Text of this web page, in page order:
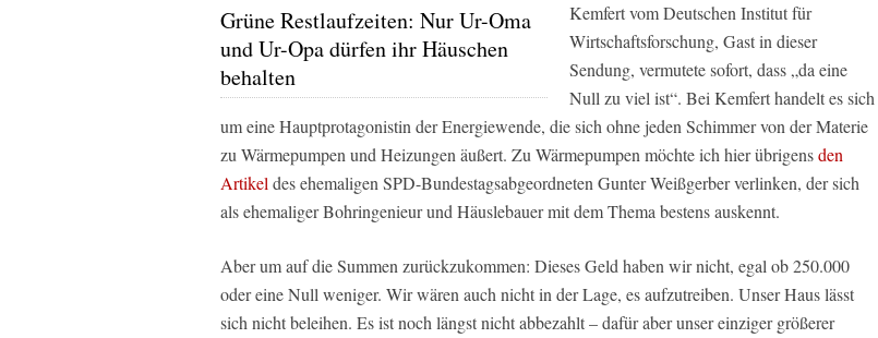
Grüne Restlaufzeiten: Nur Ur-Oma
und Ur-Opa dürfen ihr Häuschen
behalten
Kemfert vom Deutschen Institut für
Wirtschaftsforschung, Gast in dieser
Sendung, vermutete sofort, dass „da eine
Null zu viel ist“. Bei Kemfert handelt es sich
um eine Hauptprotagonistin der Energiewende, die sich ohne jeden Schimmer von der Materie
zu Wärmepumpen und Heizungen äußert. Zu Wärmepumpen möchte ich hier übrigensden
Artikel des ehemaligen SPD-Bundestagsabgeordneten Gunter Weißgerber verlinken, der sich
als ehemaliger Bohringenieur und Häuslebauer mit dem Thema bestens auskennt.
Aber um auf die Summen zurückzukommen: Dieses Geld haben wir nicht, egal ob 250.000
oder eine Null weniger. Wir wären auch nicht in der Lage, es aufzutreiben. Unser Haus lässt
sich nicht beleihen. Es ist noch längst nicht abbezahlt – dafür aber unser einziger größerer